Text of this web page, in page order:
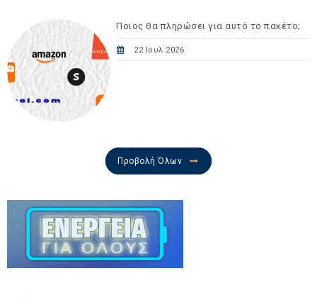
Ποιος θα πληρώσει για αυτό το πακέτο;
22 Ιουλ 2026
Προβολή Όλων